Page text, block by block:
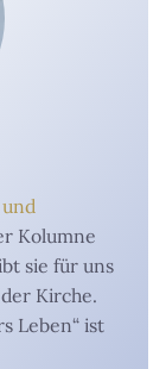
Kolumne
sie für uns
Kirche.
Leben“ ist